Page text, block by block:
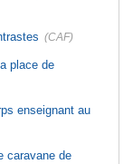
(CAF)
place de
enseignant au
caravane de